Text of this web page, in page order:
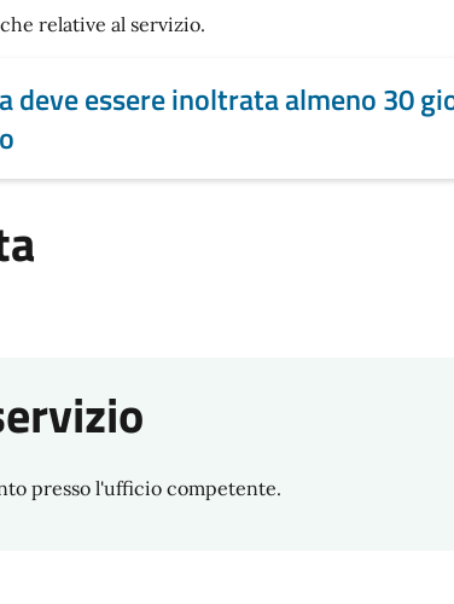
relative al servizio.
deve essere inoltrata almeno 30
presso l'ufficio competente.